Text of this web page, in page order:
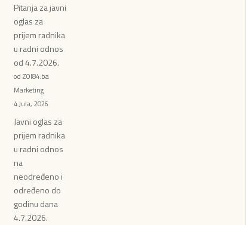
Pitanja za javni
oglas za
prijem radnika
u radni odnos
od 4.7.2026.
od ZOI84.ba
Marketing
4 Jula, 2026
Javni oglas za
prijem radnika
u radni odnos
na
neodređeno i
određeno do
godinu dana
4.7.2026.